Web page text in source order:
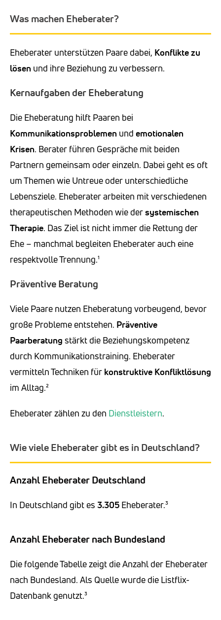
Was machen Eheberater?
Eheberater unterstützen Paare dabei, Konflikte zu
lösen und ihre Beziehung zu verbessern.
Kernaufgaben der Eheberatung
Die Eheberatung hilft Paaren bei
Kommunikationsproblemen und emotionalen
Krisen. Berater führen Gespräche mit beiden
Partnern gemeinsam oder einzeln. Dabei geht es oft
um Themen wie Untreue oder unterschiedliche
Lebensziele. Eheberater arbeiten mit verschiedenen
therapeutischen Methoden wie dersystemischen
Therapie. Das Ziel ist nicht immer die Rettung der
Ehe – manchmal begleiten Eheberater auch eine
respektvolle Trennung.¹
Präventive Beratung
Viele Paare nutzen Eheberatung vorbeugend, bevor
große Probleme entstehen. Präventive
Paarberatung stärkt die Beziehungskompetenz
durch Kommunikationstraining. Eheberater
vermitteln Techniken für konstruktive Konfliktlösung
im Alltag.²
Eheberater zählen zu den Dienstleistern.
Wie viele Eheberater gibt es in Deutschland?
Anzahl Eheberater Deutschland
In Deutschland gibt es 3.305 Eheberater.³
Anzahl Eheberater nach Bundesland
Die folgende Tabelle zeigt die Anzahl der Eheberater
nach Bundesland. Als Quelle wurde die Listflix-
Datenbank genutzt.³